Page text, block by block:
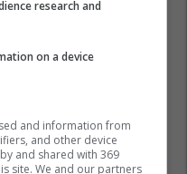
research and
on a device
and information from
and other device
and shared with 369
site. We and our partners